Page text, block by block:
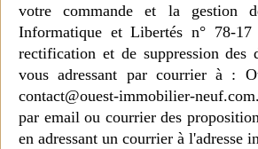
votre commande et la gestion
Informatique et Libertés n° 78-
rectification et de suppression des
vous adressant par courrier à :
contact@ouest-immobilier-
par email ou courrier des
en adressant un courrier à l'adresse